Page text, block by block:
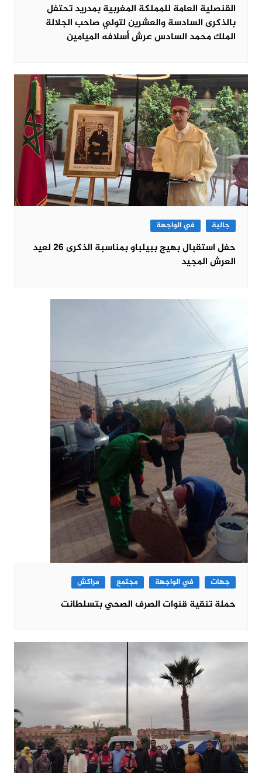
القنصلية العامة للمملكة المغربية بمدريد تحتفل
بالذكرى السادسة والعشرين لتولي صاحب الجلالة
الملك محمد السادس عرش أسلافه الميامين
جالية في الواجهة
حفل استقبال بهيج ببيلباو بمناسبة الذكرى 26 لعيد
العرش المجيد
جهات في الواجهة مجتمع مراكش
حملة تنقية قنوات الصرف الصحي بتسلطانت